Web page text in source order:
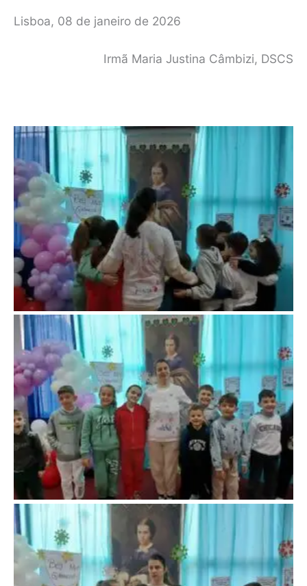
Lisboa, 08 de janeiro de 2026
Irmã Maria Justina Câmbizi, DSCS